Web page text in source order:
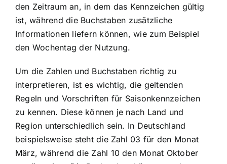
den Zeitraum an, in dem das Kennzeichen gültig
ist, während die Buchstaben zusätzliche
Informationen liefern können, wie zum Beispiel
den Wochentag der Nutzung.
Um die Zahlen und Buchstaben richtig zu
interpretieren, ist es wichtig, die geltenden
Regeln und Vorschriften für Saisonkennzeichen
zu kennen. Diese können je nach Land und
Region unterschiedlich sein. In Deutschland
beispielsweise steht die Zahl 03 für den Monat
März, während die Zahl 10 den Monat Oktober